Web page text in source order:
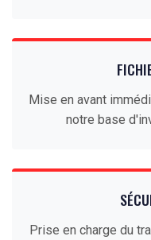
Mise en avant
notre base
Prise en charge du